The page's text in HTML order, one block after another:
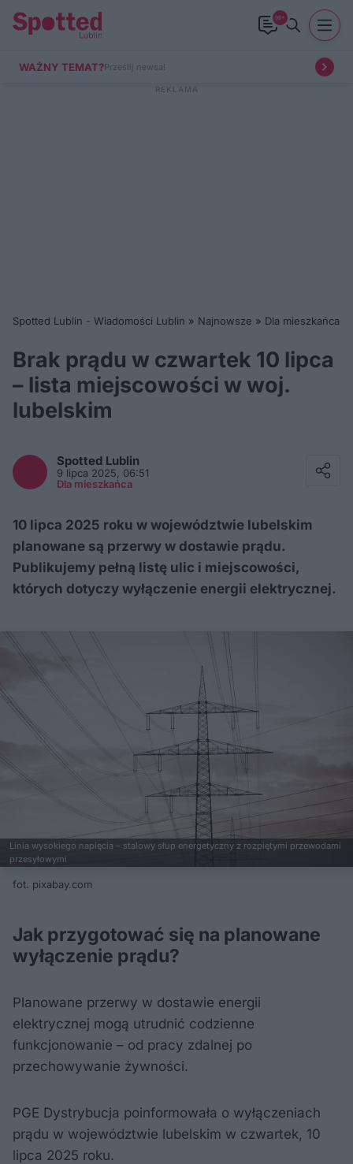
99+
WAŻNY TEMAT?Prześlij newsa!
Spotted Lublin - Wiadomości Lublin » Najnowsze » Dla mieszkańca
Brak prądu w czwartek 10 lipca
– lista miejscowości w woj.
lubelskim
Spotted Lublin
9 lipca 2025, 06:51
Dla mieszkańca
10 lipca 2025 roku w województwie lubelskim
planowane są przerwy w dostawie prądu.
Publikujemy pełną listę ulic i miejscowości,
których dotyczy wyłączenie energii elektrycznej.
Linia wysokiego napięcia – stalowy słup energetyczny z rozpiętymi przewodami
przesyłowymi
fot. pixabay.com
Jak przygotować się na planowane
wyłączenie prądu?
Planowane przerwy w dostawie energii
elektrycznej mogą utrudnić codzienne
funkcjonowanie – od pracy zdalnej po
przechowywanie żywności.
PGE Dystrybucja poinformowała o wyłączeniach
prądu w województwie lubelskim w czwartek, 10
lipca 2025 roku.